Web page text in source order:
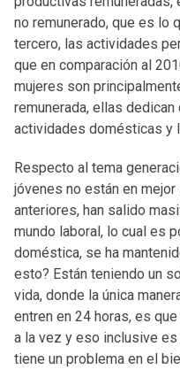
no remunerado, que es lo
tercero, las actividades
que en comparación al
mujeres son
remunerada, ellas
actividades domésticas y
Respecto al tema
jóvenes no están en
anteriores, han salido
mundo laboral, lo cual es
doméstica, se ha
esto? Están teniendo un
vida, donde la única
entren en 24 horas, es
a la vez y eso inclusive
tiene un problema en el